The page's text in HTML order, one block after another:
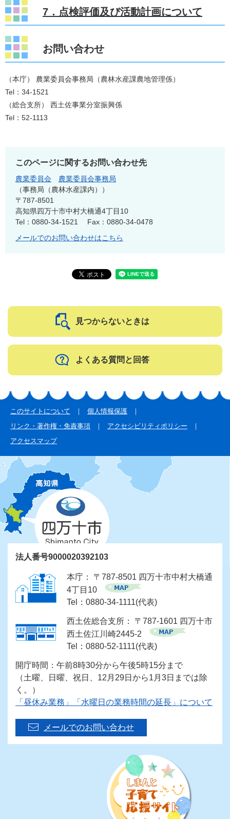
7．点検評価及び活動計画について
お問い合わせ
（本庁） 農業委員会事務局（農林水産課農地管理係）
Tel：34-1521
（総合支所） 西土佐事業分室振興係
Tel：52-1113
このページに関するお問い合わせ先
農業委員会
農業委員会事務局
事務局（農林水産課内）
〒787-8501
高知県四万十市中村大橋通4丁目10
Tel：0880-34-1521
Fax：0880-34-0478
メールでのお問い合わせはこちら
見つからないときは
よくある質問と回答
このサイトについて
個人情報保護
リンク・著作権・免責事項
アクセシビリティポリシー
アクセスマップ
法人番号9000020392103
本庁： 〒787-8501 四万十市中村大橋通
4丁目10
Tel：0880-34-1111(代表)
西土佐総合支所： 〒787-1601 四万十市
西土佐江川崎2445-2
Tel：0880-52-1111(代表)
開庁時間：午前8時30分から午後5時15分まで
（土曜、日曜、祝日、12月29日から1月3日までは除
く。）
「昼休み業務」「水曜日の業務時間の延長」について
メールでのお問い合わせ